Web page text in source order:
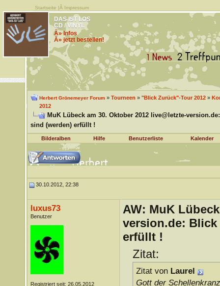
Startseite |Â Impressum
DAS IST LOS
CD / VINYL
Â» Infos
Â» jetzt bestellen!
Herbert Grönemeyer Forum» Tourneen » "Blick Zurück"-Tour 2012»
2012
MuK Lübeck am 30. Oktober 2012 live@letzte-
sind (werden) erfüllt !
Bilderalben Hilfe Benutzerliste Kalender
30.10.2012, 22:38
luxus73
Benutzer
Registriert seit: 26.05.2012
AW: MuK
version.de: Blick
erfüllt !
Zitat:
Zitat von Laurel
Gott der